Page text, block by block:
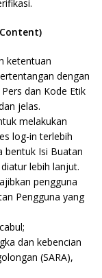
ketentuan
dengan
dan Kode Etik
jelas.
melakukan
log-in terlebih
bentuk Isi Buatan
lebih lanjut.
pengguna
Pengguna yang
dan kebencian
(SARA),